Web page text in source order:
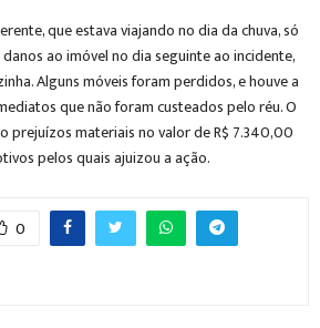
que estava viajando no dia da chuva, só
ao imóvel no dia seguinte ao incidente,
Alguns móveis foram perdidos, e houve a
que não foram custeados pelo réu. O
prejuízos materiais no valor de R$ 7.340,00
pelos quais ajuizou a ação.
0